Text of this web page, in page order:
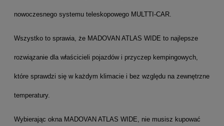
nowoczesnego systemu teleskopowego MULTTI-CAR.
Wszystko to sprawia, że MADOVAN ATLAS WIDE to najlepsze
rozwiązanie dla właścicieli pojazdów i przyczep kempingowych,
które sprawdzi się w każdym klimacie i bez względu na zewnętrzne
temperatury.
Wybierając okna MADOVAN ATLAS WIDE, nie musisz kupować